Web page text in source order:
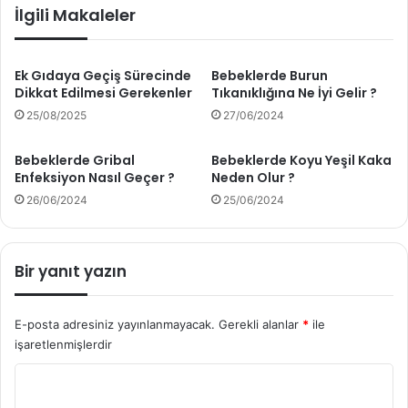
n
e
m
l
i
0
2
4
a
E
m
m
İlgili Makaleler
Ek Gıdaya Geçiş Sürecinde
Dikkat Edilmesi Gerekenler
25/08/2025
Bebeklerde Burun
Tıkanıklığına Ne İyi Gelir ?
27/06/2024
Bebeklerde Gribal
Enfeksiyon Nasıl Geçer ?
26/06/2024
Bebeklerde Koyu Yeşil Kaka
Neden Olur ?
25/06/2024
Bir yanıt yazın
E-posta adresiniz yayınlanmayacak. Gerekli alanlar * ile
işaretlenmişlerdir